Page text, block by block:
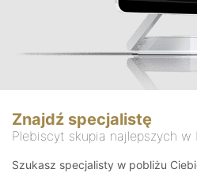
Znajdź specjalistę
Plebiscyt skupia najlepszych w
Szukasz specjalisty w pobliżu